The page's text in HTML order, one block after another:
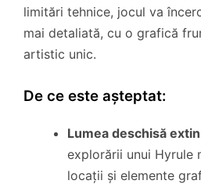
limitări tehnice, jocul va
mai detaliată, cu o grafică
artistic unic.
De ce este așteptat:
Lumea deschisă
explorării unui Hyrule
locații și elemente